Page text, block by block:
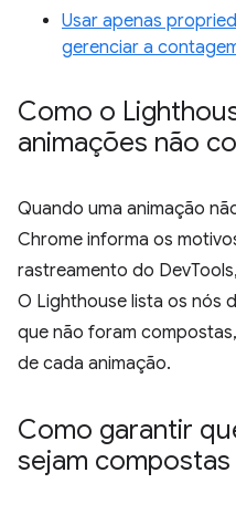
Usar apenas
gerenciar a
Como o
animações não
Quando uma animação
Chrome informa os
rastreamento do
O Lighthouse lista os nós
que não foram
de cada animação.
Como garantir
sejam compostas